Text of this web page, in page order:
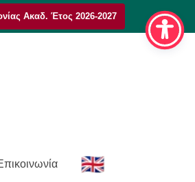
Ακαδ. Έτος 2026-2027
E
n